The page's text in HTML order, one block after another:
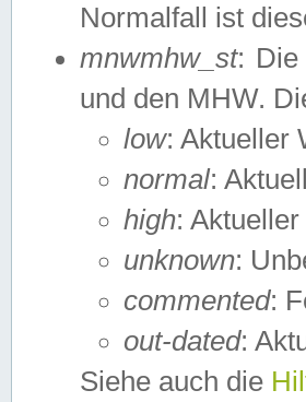
Normalfall ist
mnwmhw_st: Die
und den MHW.
low: Aktueller
normal:
high:
unknown:
commented:
out-dated:
Siehe auch die